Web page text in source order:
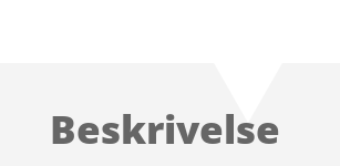
på
Beskrivelse